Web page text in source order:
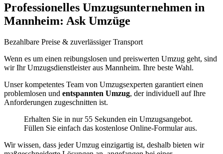
Professionelles Umzugsunternehmen in
Mannheim: Ask Umzüge
Bezahlbare Preise & zuverlässiger Transport
Wenn es um einen reibungslosen und preiswerten Umzug geht, sind
wir Ihr Umzugsdienstleister aus Mannheim. Ihre beste Wahl.
Unser kompetentes Team von Umzugsexperten garantiert einen
problemlosen und entspannten Umzug, der individuell auf Ihre
Anforderungen zugeschnitten ist.
Erhalten Sie in nur 55 Sekunden ein Umzugsangebot.
Füllen Sie einfach das kostenlose Online-Formular aus.
Wir wissen, dass jeder Umzug einzigartig ist, deshalb bieten wir